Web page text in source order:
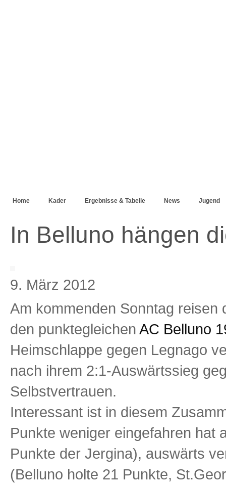
Home Kader Ergebnisse & Tabelle News Jugend
In Belluno hängen
9. März 2012
Am kommenden Sonntag reisen
den punktegleichen AC Belluno
Heimschlappe gegen Legnago
nach ihrem 2:1-Auswärtssieg
Selbstvertrauen.
Interessant ist in diesem
Punkte weniger eingefahren hat
Punkte der Jergina), auswärts
(Belluno holte 21 Punkte,